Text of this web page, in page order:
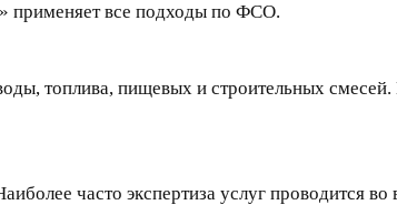
применяет все подходы по ФСО.
топлива, пищевых и строительных
часто экспертиза услуг проводится